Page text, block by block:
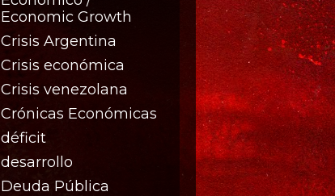
Economic Growth
Crisis Argentina
Crisis económica
Crisis venezolana
Crónicas Económicas
déficit
desarrollo
Deuda Pública